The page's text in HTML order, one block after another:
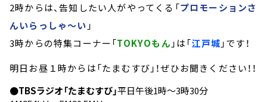
2時からは、告知したい人がやってくる「プロモーションさ
んいらっしゃ～い 」
3時からの特集コーナー「TOKYOもん 」は「江戸城 」です！
明日お昼１時からは「たまむすび」！ぜひお聞きください！！
●TBSラジオ「たまむすび」平日午後1時～3時30分